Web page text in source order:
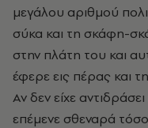
μεγάλου αριθμού
σύκα και τη σκάφη-
στην πλάτη του και
έφερε εις πέρας και
Αν δεν είχε
επέμενε σθεναρά